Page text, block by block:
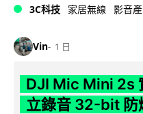
3C科技 家居無線 影音
Vin 1 日
DJI Mic Mini 2s
立錄音 32-bit 防